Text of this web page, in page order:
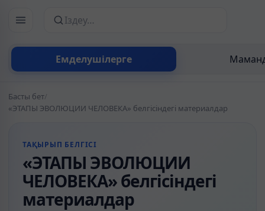
Емделушілерге
Сайттан іздеу
Басты бет/
«ЭТАПЫ ЭВОЛЮЦИИ ЧЕЛОВЕКА» белгісіндегі материалдар
ТАҚЫРЫП БЕЛГІСІ
«ЭТАПЫ ЭВОЛЮЦИИ
ЧЕЛОВЕКА» белгісіндегі
материалдар